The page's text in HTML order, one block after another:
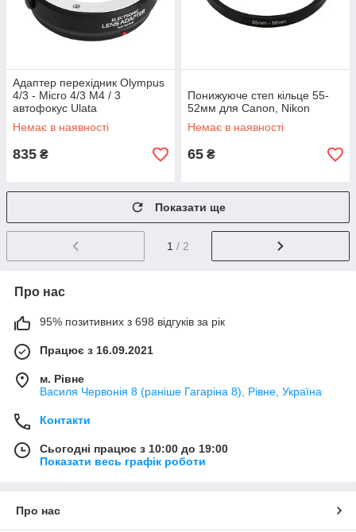
Адаптер перехідник Olympus
4/3 - Micro 4/3 M4 / 3
автофокус Ulata
Немає в наявності
835 ₴
Понижуюче степ кільце 55-
52мм для Canon, Nikon
Немає в наявності
65 ₴
Показати ще
1 / 2
Про нас
95% позитивних з 698 відгуків за рік
Працює з 16.09.2021
м. Рівне
Василя Червонія 8 (раніше Гагаріна 8), Рівне, Україна
Контакти
Сьогодні працює з 10:00 до 19:00
Показати весь графік роботи
Про нас